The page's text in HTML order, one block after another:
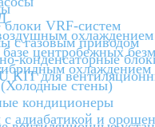
VRF-систем
с газовым приводом
конденсаторные
KIT для
центробежных
охлаждением
стены)
кондиционеры
адиабатикой и